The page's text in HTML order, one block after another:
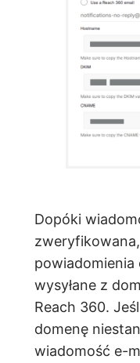
Dopóki
powiadomienia
wysyłane z
Reach 360.
domenę
wiadomość e-